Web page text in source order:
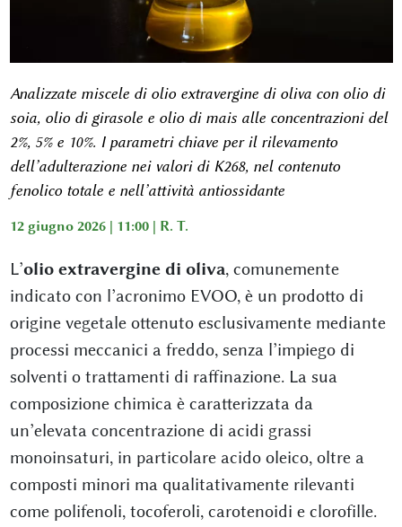
Analizzate miscele di olio extravergine di oliva con olio di
soia, olio di girasole e olio di mais alle concentrazioni del
2%, 5% e 10%. I parametri chiave per il rilevamento
dell’adulterazione nei valori di K268, nel contenuto
fenolico totale e nell’attività antiossidante
12 giugno 2026 | 11:00 | R. T.
L’olio extravergine di oliva, comunemente
indicato con l’acronimo EVOO, è un prodotto di
origine vegetale ottenuto esclusivamente mediante
processi meccanici a freddo, senza l’impiego di
solventi o trattamenti di raffinazione. La sua
composizione chimica è caratterizzata da
un’elevata concentrazione di acidi grassi
monoinsaturi, in particolare acido oleico, oltre a
composti minori ma qualitativamente rilevanti
come polifenoli, tocoferoli, carotenoidi e clorofille.